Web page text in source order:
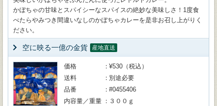
かぼちゃの甘味とスパイシーなスパイスの絶妙な美味しさ！1度食
べたらやみつき間違いなしのかぼちゃカレーを是非お召し上がりく
ださい。
空に映る一億の金貨 産地直送
価格
¥530（税込）
送料
別途必要
品番
#0455406
内容量／重量
３００ｇ